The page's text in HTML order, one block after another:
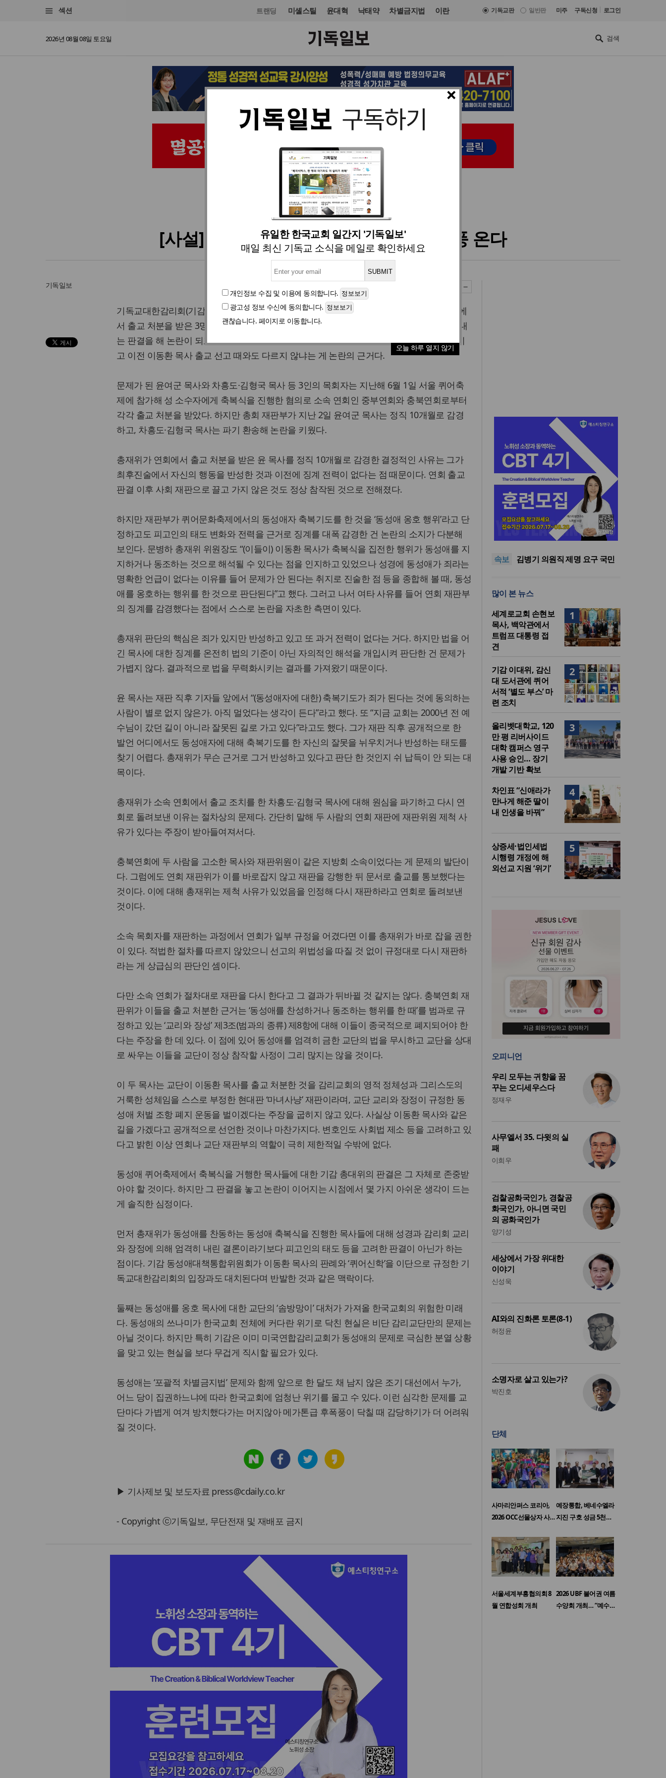
섹션 트랜딩 미셸스틸 윤대혁 낙태약 차별금지법 이란 기독교판 일반판 미주 구독신청 로그인
2026년 08월 08일 토요일
×
유일한 한국교회 일간지 '기독일보'
매일 최신 기독교 소식을 메일로 확인하세요
개인정보 수집 및 이용에 동의합니다.
광고성 정보 수신에 동의합니다.
괜찮습니다. 페이지로 이동합니다.
오늘 하루 열지 않기
오피니언·칼럼 사설 입력 2025. 05. 08 07:17
[사설] 동성애 축복 방치하다 더 큰 후폭풍 온다
기독일보
기독교대한감리회(기감) 총회재판위원회(총재위)가 퀴어축제에서 축복식을 집례해 각 연회에
서 출교 처분을 받은 3명의 목회자에 대해 징계를 감경하거나 원심을 파기해 연회로 돌려보내
는 판결을 해 논란이 되고 있다. 퀴어신학을 이단으로 규정한 교단의 입장과 대치되는 판결이
고 이전 이동환 목사 출교 선고 때와도 다르지 않냐는 게 논란의 근거다.
문제가 된 윤여군 목사와 차흥도·김형국 목사 등 3인의 목회자는 지난해 6월 1일 서울 퀴어축
제에 참가해 성 소수자에게 축복식을 진행한 혐의로 소속 연회인 중부연회와 충북연회로부터
각각 출교 처분을 받았다. 하지만 총회 재판부가 지난 2일 윤여군 목사는 정직 10개월로 감경
하고, 차흥도·김형국 목사는 파기 환송해 논란을 키웠다.
총재위가 연회에서 출교 처분을 받은 윤 목사를 정직 10개월로 감경한 결정적인 사유는 그가
최후진술에서 자신의 행동을 반성한 것과 이전에 징계 전력이 없다는 점 때문이다. 연회 출교
판결 이후 사회 재판으로 끌고 가지 않은 것도 정상 참작된 것으로 전해졌다.
하지만 재판부가 퀴어문화축제에서의 동성애자 축복기도를 한 것을 ‘동성애 옹호 행위’라고 단
정하고도 피고인의 태도 변화와 전력을 근거로 징계를 대폭 감경한 건 논란의 소지가 다분해
보인다. 문병하 총재위 위원장도 “(이들이) 이동환 목사가 축복식을 집전한 행위가 동성애를 지
지하거나 동조하는 것으로 해석될 수 있다는 점을 인지하고 있었으나 성경에 동성애가 죄라는
명확한 언급이 없다는 이유를 들어 문제가 안 된다는 취지로 진술한 점 등을 종합해 볼 때, 동성
애를 옹호하는 행위를 한 것으로 판단된다”고 했다. 그러고 나서 여타 사유를 들어 연회 재판부
의 징계를 감경했다는 점에서 스스로 논란을 자초한 측면이 있다.
총재위 판단의 핵심은 죄가 있지만 반성하고 있고 또 과거 전력이 없다는 거다. 하지만 법을 어
긴 목사에 대한 징계를 온전히 법의 기준이 아닌 자의적인 해석을 개입시켜 판단한 건 문제가
가볍지 않다. 결과적으로 법을 무력화시키는 결과를 가져왔기 때문이다.
윤 목사는 재판 직후 기자들 앞에서 “(동성애자에 대한) 축복기도가 죄가 된다는 것에 동의하는
사람이 별로 없지 않은가. 아직 멀었다는 생각이 든다”라고 했다. 또 “지금 교회는 2000년 전 예
수님이 갔던 길이 아니라 잘못된 길로 가고 있다”라고도 했다. 그가 재판 직후 공개적으로 한
발언 어디에서도 동성애자에 대해 축복기도를 한 자신의 잘못을 뉘우치거나 반성하는 태도를
찾기 어렵다. 총재위가 무슨 근거로 그거 반성하고 있다고 판단 한 것인지 쉬 납득이 안 되는 대
목이다.
총재위가 소속 연회에서 출교 조치를 한 차흥도·김형국 목사에 대해 원심을 파기하고 다시 연
회로 돌려보낸 이유는 절차상의 문제다. 간단히 말해 두 사람의 연회 재판에 재판위원 제척 사
유가 있다는 주장이 받아들여져서다.
충북연회에 두 사람을 고소한 목사와 재판위원이 같은 지방회 소속이었다는 게 문제의 발단이
다. 그럼에도 연회 재판위가 이를 바로잡지 않고 재판을 강행한 뒤 문서로 출교를 통보했다는
것이다. 이에 대해 총재위는 제척 사유가 있었음을 인정해 다시 재판하라고 연회로 돌려보낸
것이다.
소속 목회자를 재판하는 과정에서 연회가 일부 규정을 어겼다면 이를 총재위가 바로 잡을 권한
이 있다. 적법한 절차를 따르지 않았으니 선고의 위법성을 따질 것 없이 규정대로 다시 재판하
라는 게 상급심의 판단인 셈이다.
다만 소속 연회가 절차대로 재판을 다시 한다고 그 결과가 뒤바뀔 것 같지는 않다. 충북연회 재
판위가 이들을 출교 처분한 근거는 ‘동성애를 찬성하거나 동조하는 행위를 한 때’를 범과로 규
정하고 있는 ‘교리와 장성’ 제3조(범과의 종류) 제8항에 대해 이들이 종국적으로 폐지되어야 한
다는 주장을 한 데 있다. 이 점에 있어 동성애를 엄격히 금한 교단의 법을 무시하고 교단을 상대
로 싸우는 이들을 교단이 정상 참작할 사정이 그리 많지는 않을 것이다.
이 두 목사는 교단이 이동환 목사를 출교 처분한 것을 감리교회의 영적 정체성과 그리스도의
거룩한 성체임을 스스로 부정한 현대판 ‘마녀사냥’ 재판이라며, 교단 교리와 장정이 규정한 동
성애 처벌 조항 폐지 운동을 벌이겠다는 주장을 굽히지 않고 있다. 사실상 이동환 목사와 같은
길을 가겠다고 공개적으로 선언한 것이나 마찬가지다. 변호인도 사회법 제소 등을 고려하고 있
다고 밝힌 이상 연회나 교단 재판부의 역할이 극히 제한적일 수밖에 없다.
동성애 퀴어축제에서 축복식을 거행한 목사들에 대한 기감 총대위의 판결은 그 자체로 존중받
아야 할 것이다. 하지만 그 판결을 놓고 논란이 이어지는 시점에서 몇 가지 아쉬운 생각이 드는
게 솔직한 심정이다.
먼저 총재위가 동성애를 찬동하는 동성애 축복식을 진행한 목사들에 대해 성경과 감리회 교리
와 장정에 의해 엄격히 내린 결론이라기보다 피고인의 태도 등을 고려한 판결이 아닌가 하는
점이다. 기감 동성애대책통합위원회가 이동환 목사의 판례와 ‘퀴어신학’을 이단으로 규정한 기
독교대한감리회의 입장과도 대치된다며 반발한 것과 같은 맥락이다.
둘째는 동성애를 옹호 목사에 대한 교단의 ‘솜방망이’ 대처가 가져올 한국교회의 위험한 미래
다. 동성애의 쓰나미가 한국교회 전체에 커다란 위기로 닥친 현실은 비단 감리교단만의 문제는
아닐 것이다. 하지만 특히 기감은 이미 미국연합감리교회가 동성애의 문제로 극심한 분열 상황
을 맞고 있는 현실을 보다 무겁게 직시할 필요가 있다.
동성애는 ‘포괄적 차별금지법’ 문제와 함께 앞으로 한 달도 채 남지 않은 조기 대선에서 누가,
어느 당이 집권하느냐에 따라 한국교회에 엄청난 위기를 몰고 수 있다. 이런 심각한 문제를 교
단마다 가볍게 여겨 방치했다가는 머지않아 메가톤급 후폭풍이 닥칠 때 감당하기가 더 어려워
질 것이다.
▶ 기사제보 및 보도자료 press@cdaily.co.kr
- Copyright ⓒ기독일보, 무단전재 및 재배포 금지
속보
기감 이대위, 감신대 도서관에
퀴어서적 ‘별도 부스’ 마련 조치
2026년 상반기 탈북민 입국 63
소
라’ 일부 활동 중단… “중대한 사
김병기 의원직 제명 요구 국민
위한 국가적 자산”
퀴어서적 ‘별도 부스’ 마련 조치
2026년 상반기 탈북민 입국 63
명… 전년 동기 대비 34.4% 감
소
많이 본 뉴스
1
세계로교회 손현보
목사, 백악관에서
트럼프 대통령 접
견
2
기감 이대위, 감신
대 도서관에 퀴어
서적 ‘별도 부스’ 마
련 조치
3
올리벳대학교, 120
만 평 리버사이드
대학 캠퍼스 영구
사용 승인… 장기
개발 기반 확보
4
차인표 “신애라가
만나게 해준 딸이
내 인생을 바꿔”
5
상증세·법인세법
시행령 개정에 해
외선교 지원 ‘위기’
오피니언
우리 모두는 귀향을 꿈
꾸는 오디세우스다
정재우
사무엘서 35. 다윗의 실
패
이희우
검찰공화국인가, 경찰공
화국인가, 아니면 국민
의 공화국인가
양기성
세상에서 가장 위대한
이야기
신성욱
AI와의 진화론 토론(8-1)
허정윤
소명자로 살고 있는가?
박진호
단체
사마리안퍼스 코리아,
2026 OCC선물상자 사…
예장통합, 베네수엘라
지진 구호 성금 5천…
서울세계부흥협의회 8
월 연합성회 개최
2026 UBF 불어권 여름
수양회 개최… “예수…